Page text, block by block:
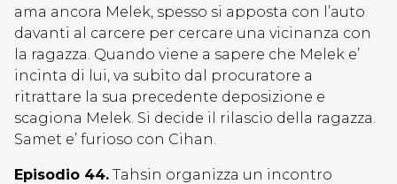
ama ancora Melek, spesso si apposta con l’auto
davanti al carcere per cercare una vicinanza con
la ragazza. Quando viene a sapere che Melek e’
incinta di lui, va subito dal procuratore a
ritrattare la sua precedente deposizione e
scagiona Melek. Si decide il rilascio della ragazza.
Samet e’ furioso con Cihan.
Episodio 44. Tahsin organizza un incontro